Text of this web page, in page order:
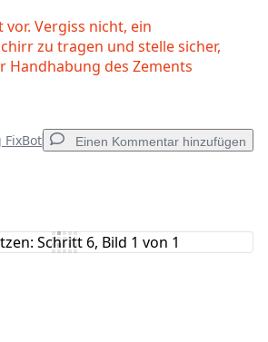
Vergiss nicht, ein
zu tragen und stelle sicher,
Handhabung des Zements
FixBot Einen Kommentar hinzufügen